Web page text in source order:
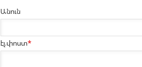
Անուն
էլ.փոստ*